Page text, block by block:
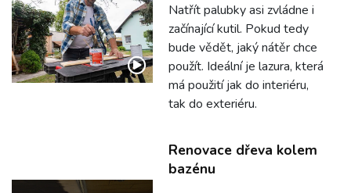
Natřít palubky asi zvládne i
začínající kutil. Pokud tedy
bude vědět, jaký nátěr chce
použít. Ideální je lazura, která
má použití jak do interiéru,
tak do exteriéru.
Renovace dřeva kolem
bazénu